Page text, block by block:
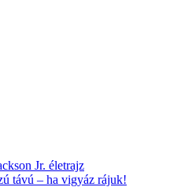
Jr. életrajz
távú – ha vigyáz rájuk!